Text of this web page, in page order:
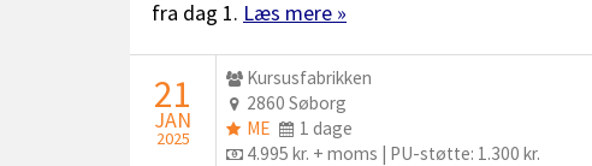
fra dag 1. Læs mere »
STARTDATO:
21
JAN
2025
Udbyder:
Kursusfabrikken
Sted:
2860 Søborg
ME
plus:
ME
Dage:
1 dage
Pris:4.995 kr. + moms | PU-støtte: 1.300 kr.